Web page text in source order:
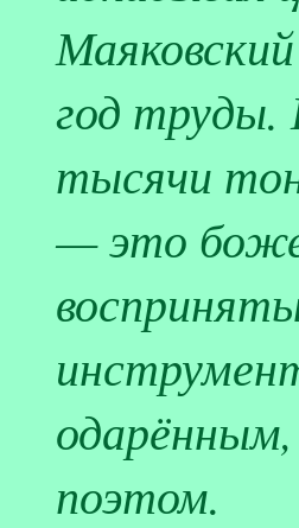
год труды.
тысячи
— это
поэтом.